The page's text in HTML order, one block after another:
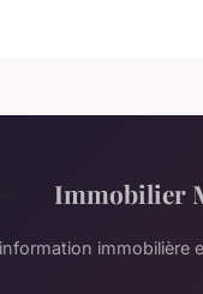
Immobilier
immobilière